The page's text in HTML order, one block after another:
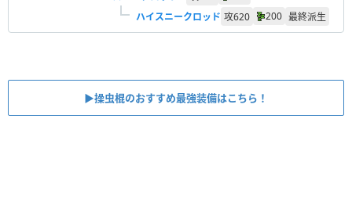
ハイスニークロッド 攻620 200 最終派生
▶︎操虫棍のおすすめ最強装備はこちら！